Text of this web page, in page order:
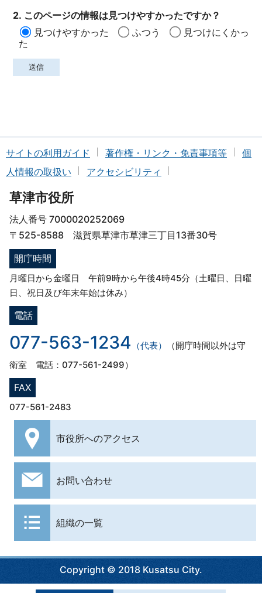
2. このページの情報は見つけやすかったですか？
見つけやすかった
ふつう
見つけにくかっ
た
サイトの利用ガイド 著作権・リンク・免責事項等
個
人情報の取扱い
アクセシビリティ
草津市役所
法人番号 7000020252069
〒525-8588 滋賀県草津市草津三丁目13番30号
開庁時間
月曜日から金曜日 午前9時から午後4時45分（土曜日、日曜
日、祝日及び年末年始は休み）
電話
077-563-1234 （代表）
（開庁時間以外は守
衛室 電話：077-561-2499）
FAX
077-561-2483
市役所へのアクセス
お問い合わせ
組織の一覧
Copyright © 2018 Kusatsu City.